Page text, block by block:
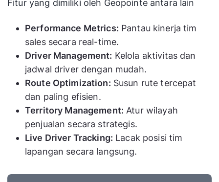
Fitur yang dimiliki oleh Geopointe antara lain
Performance Metrics: Pantau kinerja tim
sales secara real-time.
Driver Management: Kelola aktivitas dan
jadwal driver dengan mudah.
Route Optimization: Susun rute tercepat
dan paling efisien.
Territory Management: Atur wilayah
penjualan secara strategis.
Live Driver Tracking: Lacak posisi tim
lapangan secara langsung.